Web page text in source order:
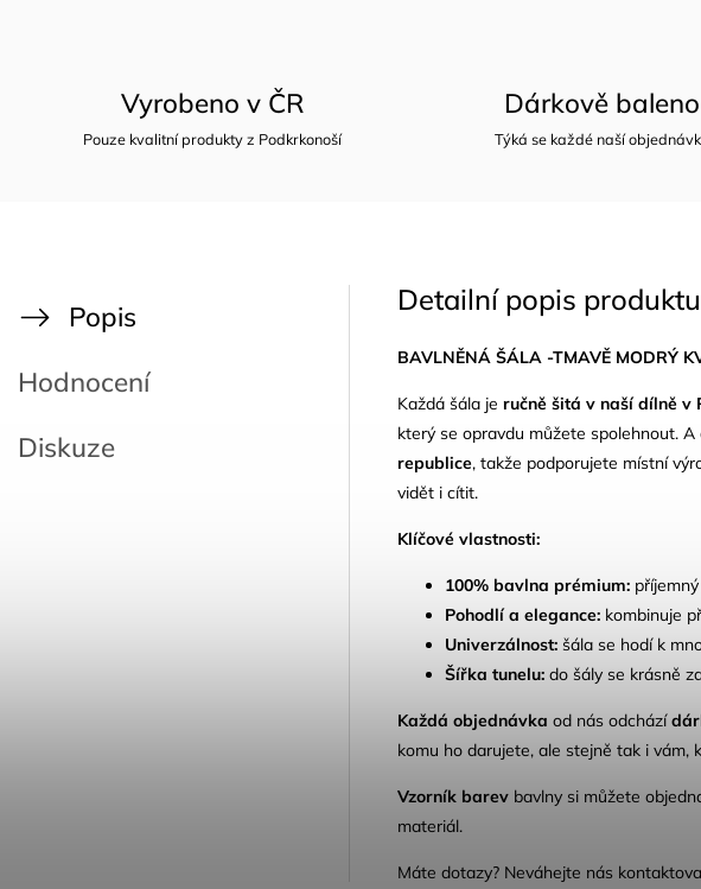
Vyrobeno v ČR
Pouze kvalitní produkty z Podkrkonoší
Dárkově baleno
Týká se každé naší
Popis
Hodnocení
Diskuze
Detailní popis produktu
BAVLNĚNÁ ŠÁLA -TMAVĚ MODRÝ
Každá šála je ručně šitá v naší dílně v
který se opravdu můžete spolehnout.
republice, takže podporujete místní
vidět i cítit.
Klíčové vlastnosti:
100% bavlna prémium:
Pohodlí a elegance: kombinuje
Univerzálnost: šála se hodí k
Šířka tunelu: do šály se krásně
Každá objednávka od nás odchází
komu ho darujete, ale stejně tak i vám,
Vzorník barev bavlny si můžete
materiál.
Máte dotazy? Neváhejte nás